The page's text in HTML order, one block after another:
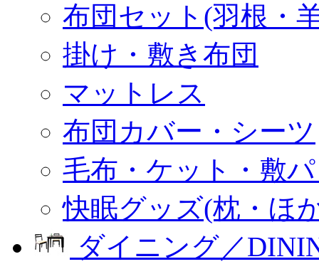
布団セット(羽根・
掛け・敷き布団
マットレス
布団カバー・シーツ
毛布・ケット・敷
快眠グッズ(枕・ほ
ダイニング／